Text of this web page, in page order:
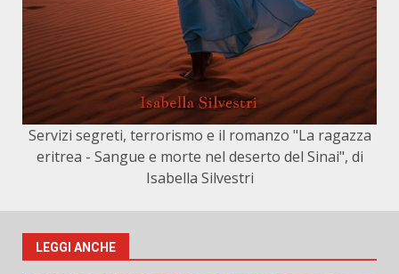
Servizi segreti, terrorismo e il romanzo "La ragazza
eritrea - Sangue e morte nel deserto del Sinai", di
Isabella Silvestri
LEGGI ANCHE